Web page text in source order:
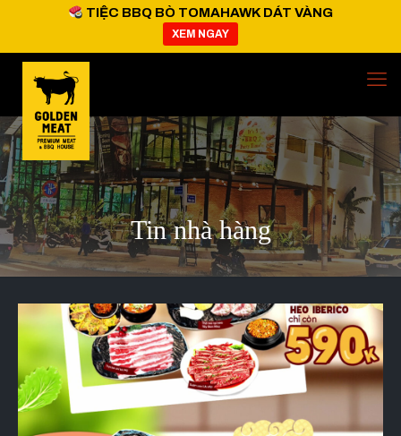
Tin nhà hàng
TIỆC BBQ BÒ TOMAHAWK DÁT VÀNG
XEM NGAY